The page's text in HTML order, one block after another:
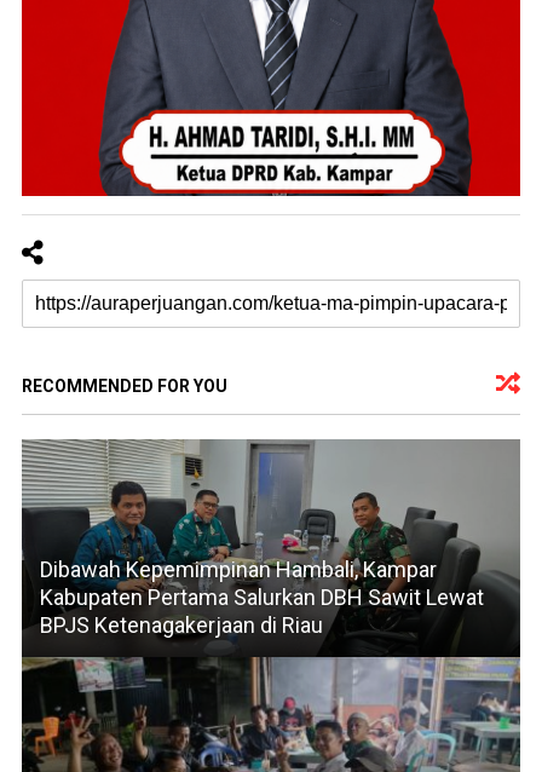
RECOMMENDED FOR YOU
Dibawah Kepemimpinan Hambali, Kampar
Kabupaten Pertama Salurkan DBH Sawit Lewat
BPJS Ketenagakerjaan di Riau